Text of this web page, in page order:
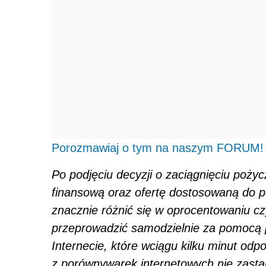
Porozmawiaj o tym na naszym FORUM!
Po podjęciu decyzji o zaciągnięciu
finansową oraz ofertę dostosowaną do
znacznie różnić się w oprocentowaniu
przeprowadzić samodzielnie za
Internecie, które wciągu kilku minut